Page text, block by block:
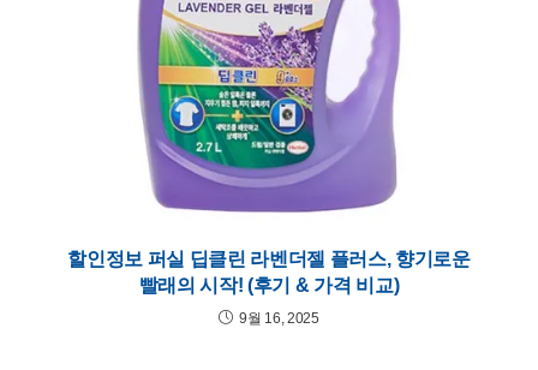
할인정보 퍼실 딥클린 라벤더젤 플러스, 향기로운
빨래의 시작! (후기 & 가격 비교)
9월 16, 2025